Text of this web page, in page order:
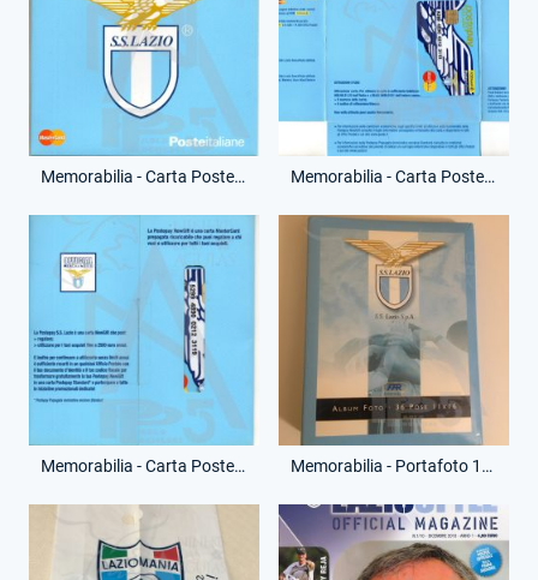
Memorabilia - Carta PostePay-Mastercard - (Fronte) Memorabilia - Carta PostePay-Mastercard - (Interno)
Memorabilia - Carta PostePay-Mastercard - (Retro) Memorabilia - Portafoto 11X16 - Ufficiale